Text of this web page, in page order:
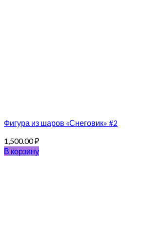
Фигура из шаров «Снеговик» #2
1,500.00₽
В корзину